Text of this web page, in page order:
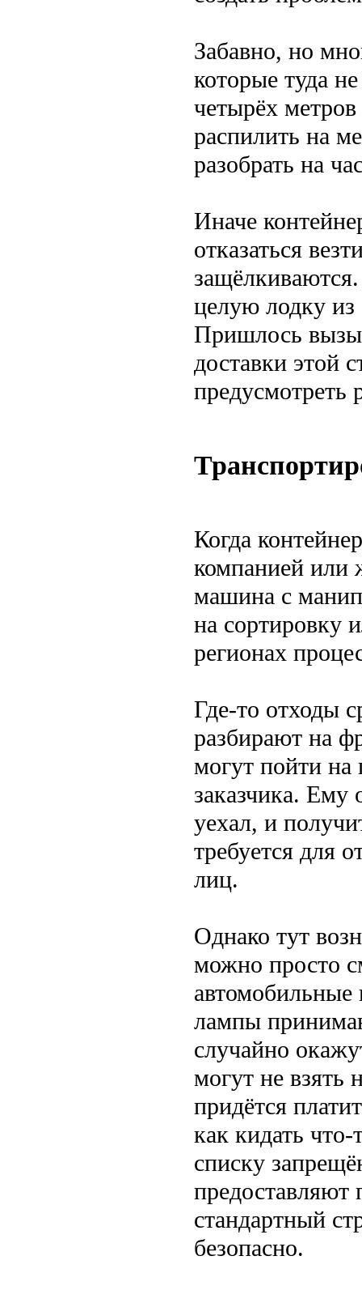
Забавно, но
которые туда
четырёх
распилить на
разобрать на
Иначе
отказаться
целую лодку из
Пришлось
доставки этой
предусмотреть
Когда
компанией или
машина с
на сортировку
регионах
Где-то отходы
разбирают на
могут пойти на
заказчика. Ему
уехал, и
требуется для
лиц.
Однако тут
можно просто
лампы
случайно
могут не взять
придётся
как кидать
списку
предоставляют
стандартный
безопасно.